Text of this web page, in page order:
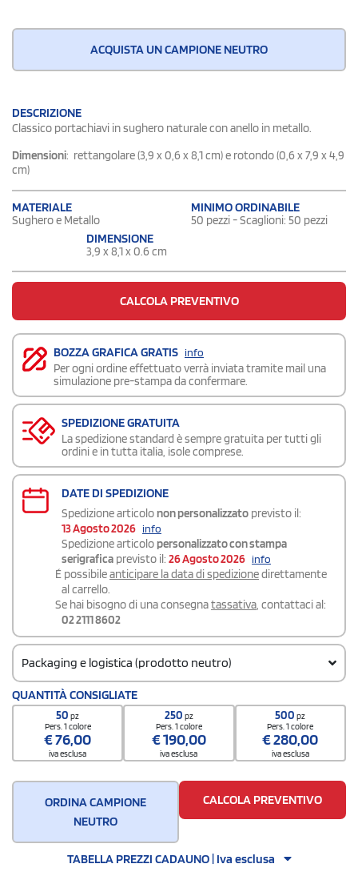
ACQUISTA UN CAMPIONE NEUTRO
DESCRIZIONE
Classico portachiavi in sughero naturale con anello in metallo.
Dimensioni: rettangolare (3,9 x 0,6 x 8,1 cm) e rotondo (0,6 x 7,9 x 4,9
cm)
MATERIALE
Sughero e Metallo
MINIMO ORDINABILE
50 pezzi - Scaglioni: 50 pezzi
DIMENSIONE
3,9 x 8,1 x 0.6 cm
CALCOLA PREVENTIVO
BOZZA GRAFICA GRATIS info
Per ogni ordine effettuato verrà inviata tramite mail una
simulazione pre-stampa da confermare.
SPEDIZIONE GRATUITA
La spedizione standard è sempre gratuita per tutti gli
ordini e in tutta italia, isole comprese.
DATE DI SPEDIZIONE
Spedizione articolo non personalizzato previsto il:
13 Agosto 2026 info
Spedizione articolo personalizzato con stampa
serigrafica previsto il: 26 Agosto 2026 info
É possibileanticipare la data di spedizionedirettamente
al carrello.
Se hai bisogno di una consegnatassativa, contattaci al:
02 2111 8602
Packaging e logistica (prodotto neutro)
Codice doganale
73269098
QUANTITÀ CONSIGLIATE
50pz
Pers. 1 colore
€76,00
iva esclusa
250 pz
Pers. 1 colore
€190,00
iva esclusa
500pz
Pers. 1 colore
€280,00
iva esclusa
ORDINA CAMPIONE
NEUTRO
CALCOLA PREVENTIVO
TABELLA PREZZI CADAUNO | Iva esclusa